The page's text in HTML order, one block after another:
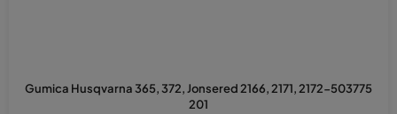
Gumica Husqvarna 365, 372, Jonsered 2166, 2171, 2172-503775
201